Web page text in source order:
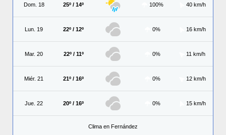
Dom. 18 25º / 14º 100% 40 km/h
Lun. 19 22º / 12º 0% 16 km/h
Mar. 20 22º / 11º 0% 11 km/h
Miér. 21 21º / 16º 0% 12 km/h
Jue. 22 20º / 16º 0% 15 km/h
Clima en Fernández